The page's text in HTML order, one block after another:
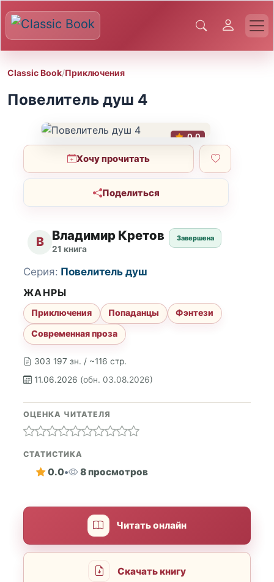
Classic Book/Приключения
Повелитель душ 4
0.0
Хочу прочитать
Поделиться
В Владимир Кретов
21 книга
Завершена
303 197 зн. / ~116 стр.
11.06.2026 (обн. 03.08.2026)
Серия: Повелитель душ
ЖАНРЫ
Приключения Попаданцы
Фэнтези
Современная проза
ОЦЕНКА ЧИТАТЕЛЯ
СТАТИСТИКА
0.0• 8 просмотров
Читать онлайн
Скачать книгу